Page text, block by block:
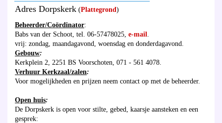
Adres Dorpskerk (Plattegrond )
Beheerder/Coördinator:
Babs van der Schoot, tel. 06-57478025, e-mail
vrij: zondag, maandagavond, woensdag en donderdagavond.
Gebouw:
Kerkplein 2, 2251 BS Voorschoten, 071 - 561 4078.
Verhuur Kerkzaal/zalen:
Voor mogelijkheden en prijzen neem contact op met de beheerder.
Open huis:
De Dorpskerk is open voor stilte, gebed, kaarsje aansteken en een
gesprek: